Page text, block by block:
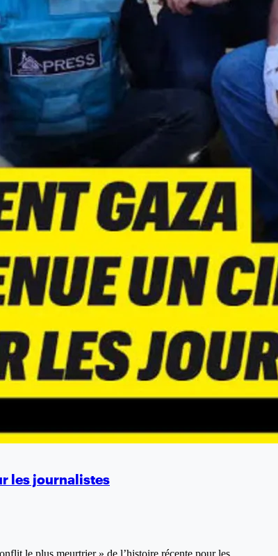
les journalistes
le plus meurtrier » de l’histoire récente pour les…